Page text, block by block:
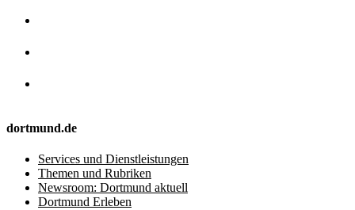
dortmund.de
Services und Dienstleistungen
Themen und Rubriken
Newsroom: Dortmund aktuell
Dortmund Erleben